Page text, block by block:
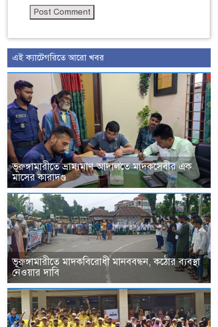
এই ক্যাটেগরিতে আরো খবর
ভূরুঙ্গামারীতে ভ্রাম্যমাণ আদালতে মাদকসেবীর এক
মাসের কারাদণ্ড
ভূরুঙ্গামারীতে মাদকবিরোধী মানববন্ধন, কঠোর ব্যবস্থা
নেওয়ার দাবি